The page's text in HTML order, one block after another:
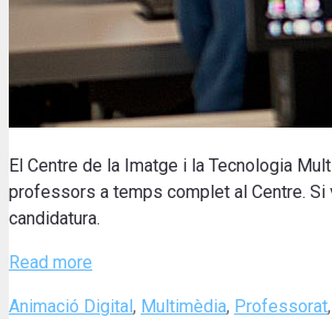
El Centre de la Imatge i la Tecnologia
professors a temps complet al Centre.
candidatura.
Read more
Categories
Animació Digital, Multimèdia, Professorat,